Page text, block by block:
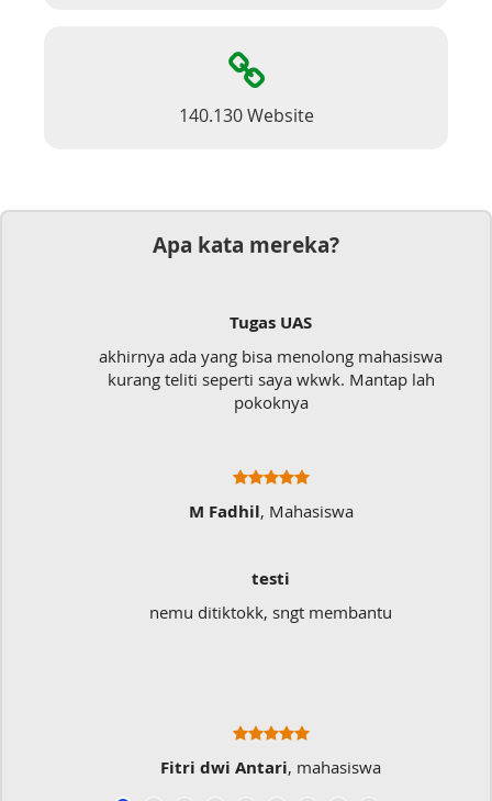
140.130 Website
Apa kata mereka?
Tugas UAS
akhirnya ada yang bisa menolong mahasiswa
kurang teliti seperti saya wkwk. Mantap lah
pokoknya
M Fadhil, Mahasiswa
testi
nemu ditiktokk, sngt membantu
Fitri dwi Antari, mahasiswa